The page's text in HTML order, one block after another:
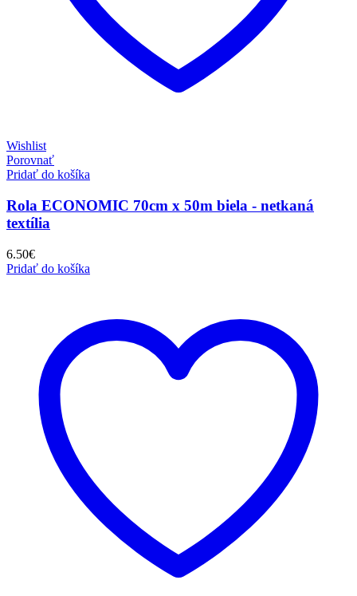
Wishlist
Porovnať
Pridať do košíka
Rola ECONOMIC 70cm x 50m biela - netkaná
textília
6.50€
Pridať do košíka